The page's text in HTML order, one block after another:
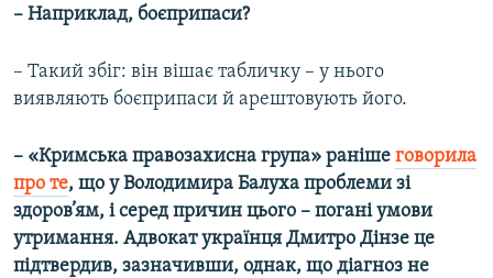
– Наприклад, боєприпаси?
– Такий збіг: він вішає табличку – у нього
виявляють боєприпаси й арештовують його.
– «Кримська правозахисна група» раніше говорила
про те, що у Володимира Балуха проблеми зі
здоров’ям, і серед причин цього – погані умови
утримання. Адвокат українця Дмитро Дінзе це
підтвердив, зазначивши, однак, що діагноз не